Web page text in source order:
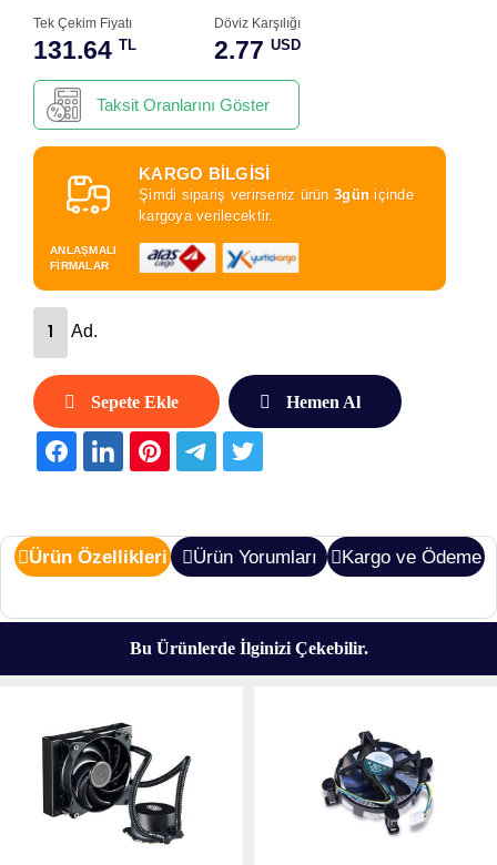
Tek Çekim Fiyatı
131.64 TL
Döviz Karşılığı
2.77 USD
Taksit Oranlarını Göster
KARGO BİLGİSİ
Şimdi sipariş verirseniz ürün 3gün içinde
kargoya verilecektir.
ANLAŞMALI
FİRMALAR
Ad.
Sepete Ekle Hemen Al
Ürün Özellikleri Ürün Yorumları Kargo ve Ödeme
Bu Ürünlerde İlginizi Çekebilir.